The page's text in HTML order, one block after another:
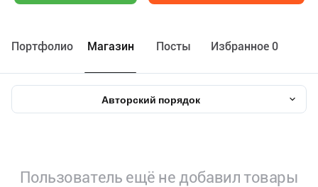
Портфолио Maгазин Посты Избранное 0
Авторский порядок
Пользователь ещё не добавил товары